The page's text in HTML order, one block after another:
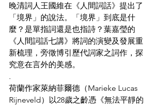
晚清詞人王國維在《人間詞話》提出了
「境界」的說法。「境界」到底是什
麼？是單指詞還是也指詩？葉嘉瑩的
《人間詞話七講》將詞的演變及發展重
新梳理，旁徵博引歷代詞家之詞作，探
究意在言外的美感。
.
荷蘭作家萊納菲爾德（Marieke Lucas
Rijneveld）以28歲之齡憑《無法平靜的